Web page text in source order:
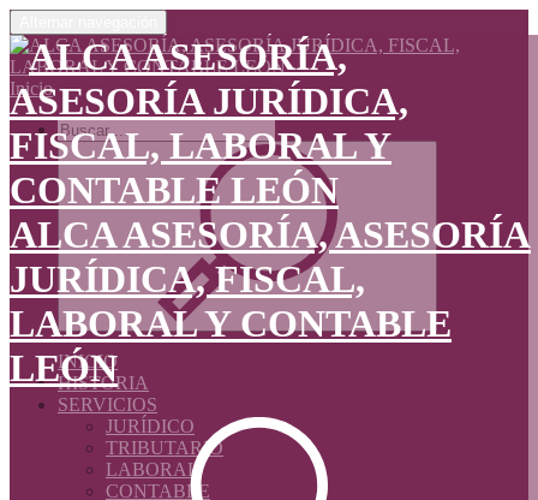
ALCA ASESORÍA, ASESORÍA
JURÍDICA, FISCAL,
LABORAL Y CONTABLE
LEÓN
Inicio
INICIO
HISTORIA
SERVICIOS
JURÍDICO
TRIBUTARIO
LABORAL
CONTABLE